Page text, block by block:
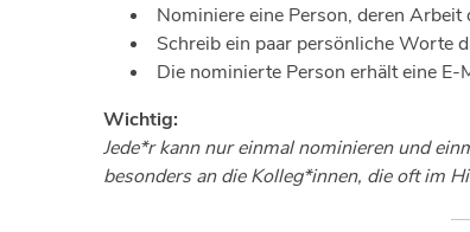
Nominiere eine Person, deren Arbeit
Schreib ein paar persönliche Worte
Die nominierte Person erhält eine
Wichtig:
Jede*r kann nur einmal nominieren und
besonders an die Kolleg*innen, die oft im